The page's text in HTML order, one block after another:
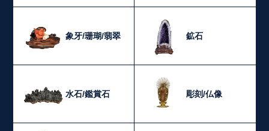
象牙/珊瑚/翡翠 鉱石
水石/鑑賞石 彫刻/仏像